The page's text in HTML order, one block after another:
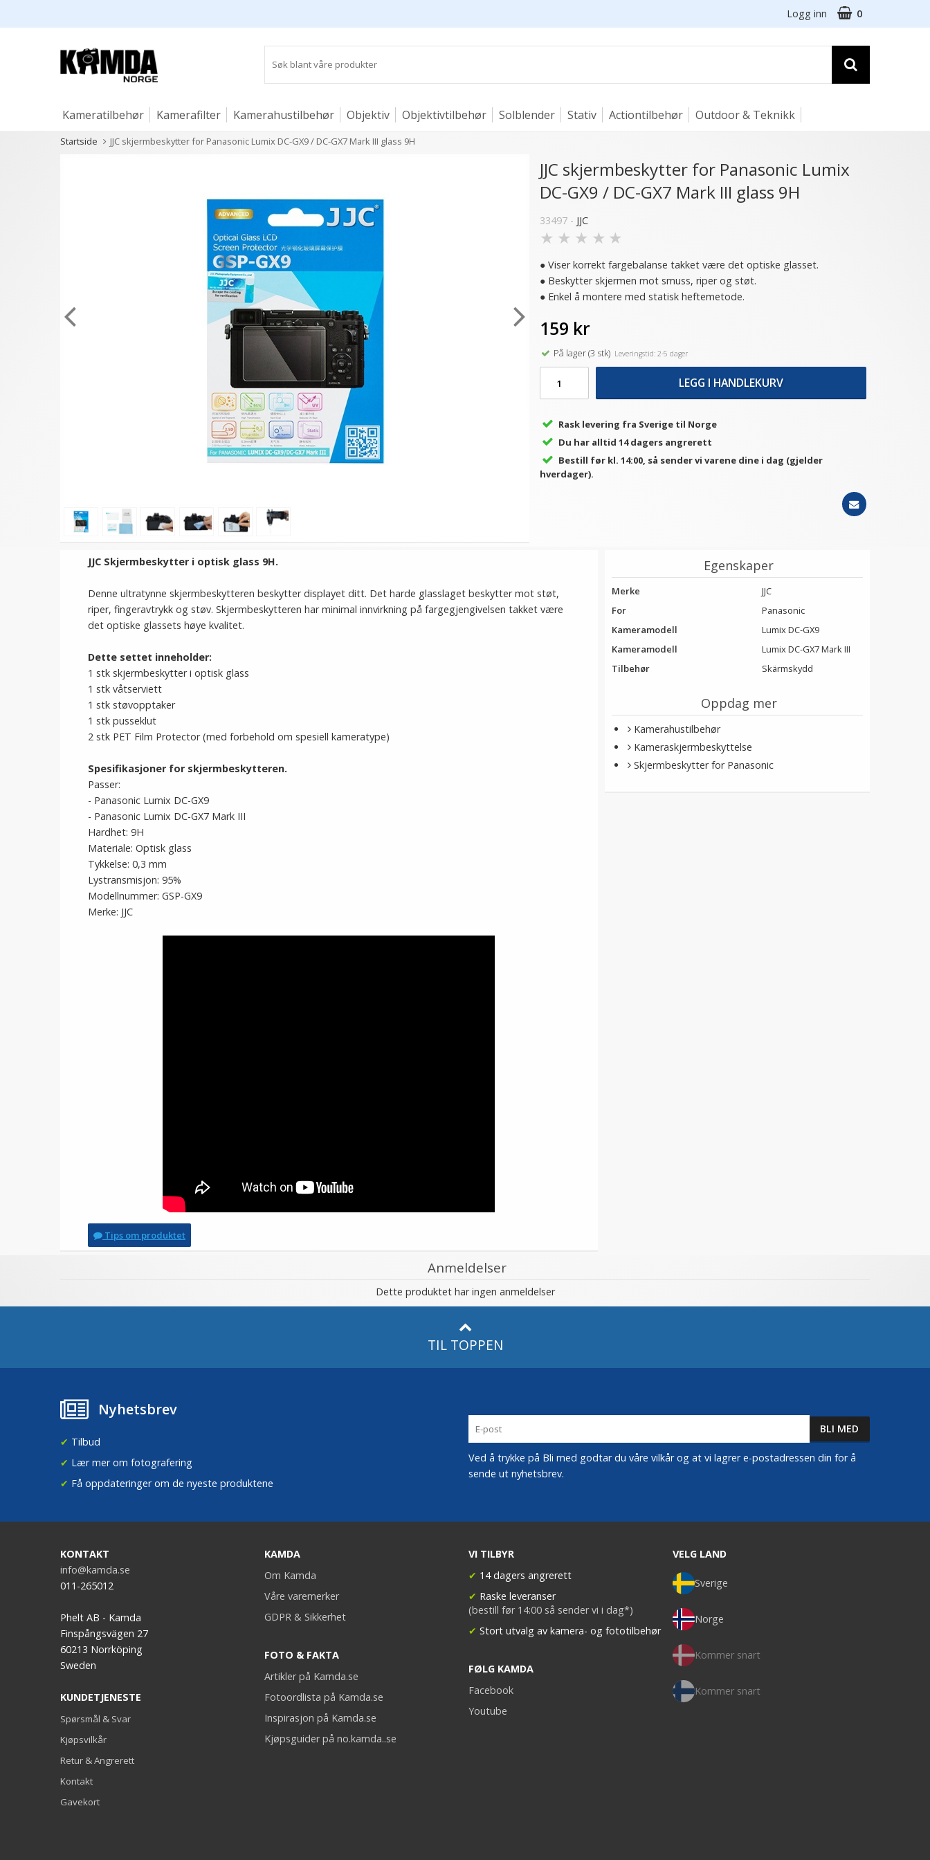
Logg inn 0
Kameratilbehør Kamerafilter Kamerahustilbehør Objektiv Objektivtilbehør Solblender Stativ Actiontilbehør Outdoor & Teknikk
Studio og lys
Startside JJC skjermbeskytter for Panasonic Lumix DC-GX9 / DC-GX7 Mark III glass 9H
JJC skjermbeskytter for Panasonic Lumix
DC-GX9 / DC-GX7 Mark III glass 9H
33497 - JJC
★ ★ ★ ★ ★
● Viser korrekt fargebalanse takket være det optiske glasset.
● Beskytter skjermen mot smuss, riper og støt.
● Enkel å montere med statisk heftemetode.
159 kr
På lager (3 stk)Leveringstid: 2-5 dager
LEGG I HANDLEKURV
Rask levering fra Sverige til Norge
Du har alltid 14 dagers angrerett
Bestill før kl. 14:00, så sender vi varene dine i dag (gjelder
hverdager).
JJC Skjermbeskytter i optisk glass 9H.
Denne ultratynne skjermbeskytteren beskytter displayet ditt. Det harde glasslaget beskytter mot støt,
riper, fingeravtrykk og støv. Skjermbeskytteren har minimal innvirkning på fargegjengivelsen takket være
det optiske glassets høye kvalitet.
Dette settet inneholder:
1 stk skjermbeskytter i optisk glass
1 stk våtserviett
1 stk støvopptaker
1 stk pusseklut
2 stk PET Film Protector (med forbehold om spesiell kameratype)
Spesifikasjoner for skjermbeskytteren.
Passer:
- Panasonic Lumix DC-GX9
- Panasonic Lumix DC-GX7 Mark III
Hardhet: 9H
Materiale: Optisk glass
Tykkelse: 0,3 mm
Lystransmisjon: 95%
Modellnummer: GSP-GX9
Merke: JJC
Tips om produktet
Egenskaper
Merke
JJC
For
Panasonic
Kameramodell
Lumix DC-GX9
Kameramodell
Lumix DC-GX7 Mark III
Tilbehør
Skärmskydd
Oppdag mer
Kamerahustilbehør
Kameraskjermbeskyttelse
Skjermbeskytter for Panasonic
Anmeldelser
Dette produktet har ingen anmeldelser
TIL TOPPEN
Nyhetsbrev
✔ Tilbud
✔ Lær mer om fotografering
✔ Få oppdateringer om de nyeste produktene
Ved å trykke på Bli med godtar du våre vilkår og at vi lagrer e-postadressen din for å
sende ut nyhetsbrev.
KONTAKT
info@kamda.se
011-265012
Phelt AB - Kamda
Finspångsvägen 27
60213 Norrköping
Sweden
KUNDETJENESTE
Spørsmål & Svar
Kjøpsvilkår
Retur & Angrerett
Kontakt
Gavekort
KAMDA
Om Kamda
Våre varemerker
GDPR & Sikkerhet
FOTO & FAKTA
Artikler på Kamda.se
Fotoordlista på Kamda.se
Inspirasjon på Kamda.se
Kjøpsguider på no.kamda..se
VI TILBYR
✔ 14 dagers angrerett
✔ Raske leveranser
(bestill før 14:00 så sender vi i dag*)
✔ Stort utvalg av kamera- og fototilbehør
FØLG KAMDA
Facebook
Youtube
VELG LAND
Sverige
Norge
Kommer snart
Kommer snart